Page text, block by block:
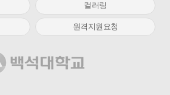
컬러링
원격지원요청